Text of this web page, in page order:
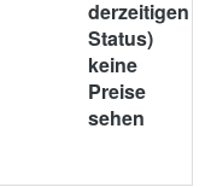
derzeitigen
Status)
keine
Preise
sehen